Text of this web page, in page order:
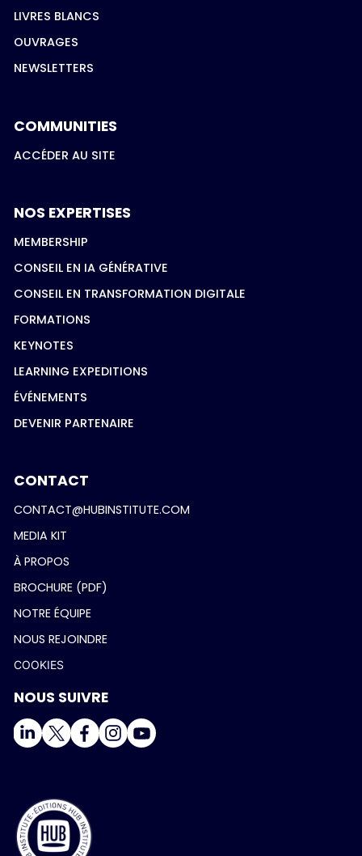
LIVRES BLANCS
OUVRAGES
NEWSLETTERS
COMMUNITIES
ACCÉDER AU SITE
NOS EXPERTISES
MEMBERSHIP
CONSEIL EN IA GÉNÉRATIVE
CONSEIL EN TRANSFORMATION DIGITALE
FORMATIONS
KEYNOTES
LEARNING EXPEDITIONS
ÉVÉNEMENTS
DEVENIR PARTENAIRE
CONTACT
CONTACT@HUBINSTITUTE.COM
MEDIA KIT
À PROPOS
BROCHURE (PDF)
NOTRE ÉQUIPE
NOUS REJOINDRE
COOKIES
NOUS SUIVRE